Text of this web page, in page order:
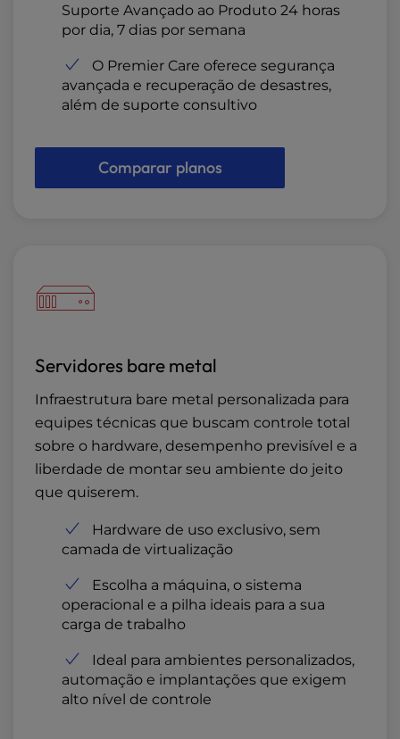
Suporte Avançado ao Produto 24 horas
por dia, 7 dias por semana
O Premier Care oferece segurança
avançada e recuperação de desastres,
além de suporte consultivo
Comparar planos
Servidores bare metal
Infraestrutura bare metal personalizada para
equipes técnicas que buscam controle total
sobre o hardware, desempenho previsível e a
liberdade de montar seu ambiente do jeito
que quiserem.
Hardware de uso exclusivo, sem
camada de virtualização
Escolha a máquina, o sistema
operacional e a pilha ideais para a sua
carga de trabalho
Ideal para ambientes personalizados,
automação e implantações que exigem
alto nível de controle